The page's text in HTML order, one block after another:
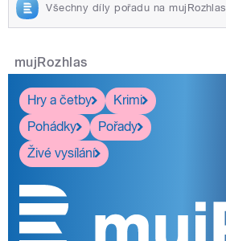
Všechny díly pořadu na mujRozhlas
mujRozhlas
Hry a četby
Krimi
Pohádky
Pořady
Živé vysílání